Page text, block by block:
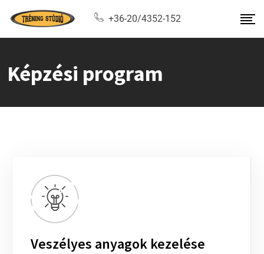
+36-20/4352-152
Képzési program
Veszélyes anyagok kezelése